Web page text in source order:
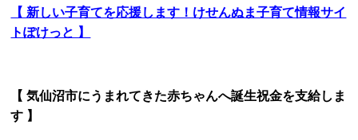
【 新しい子育てを応援します！けせんぬま子育て情報サイ
トぽけっと 】
【 気仙沼市にうまれてきた赤ちゃんへ誕生祝金を支給しま
す 】